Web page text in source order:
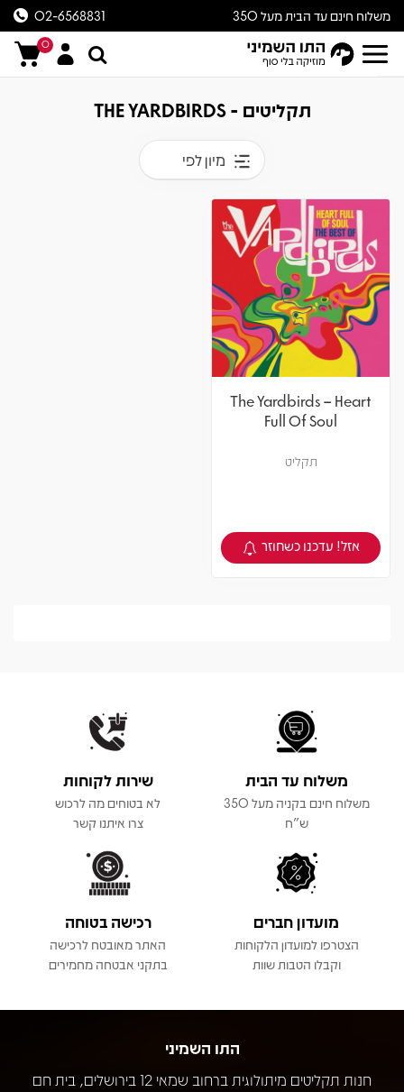
משלוח חינם עד הבית מעל 350
ש״ח
02-6568831
0
תקליטים - THE YARDBIRDS
מיון לפי
The Yardbirds – Heart
Full Of Soul
תקליט
צפיה במוצר
אזל! עדכנו כשחוזר
משלוח עד הבית
משלוח חינם בקניה מעל 350
ש"ח
שירות לקוחות
לא בטוחים מה לרכוש
צרו איתנו קשר
מועדון חברים
הצטרפו למועדון הלקוחות
וקבלו הטבות שוות
רכישה בטוחה
האתר מאובטח לרכישה
בתקני אבטחה מחמירים
התו השמיני
חנות תקליטים מיתולוגית ברחוב שמאי 12 בירושלים, בית חם